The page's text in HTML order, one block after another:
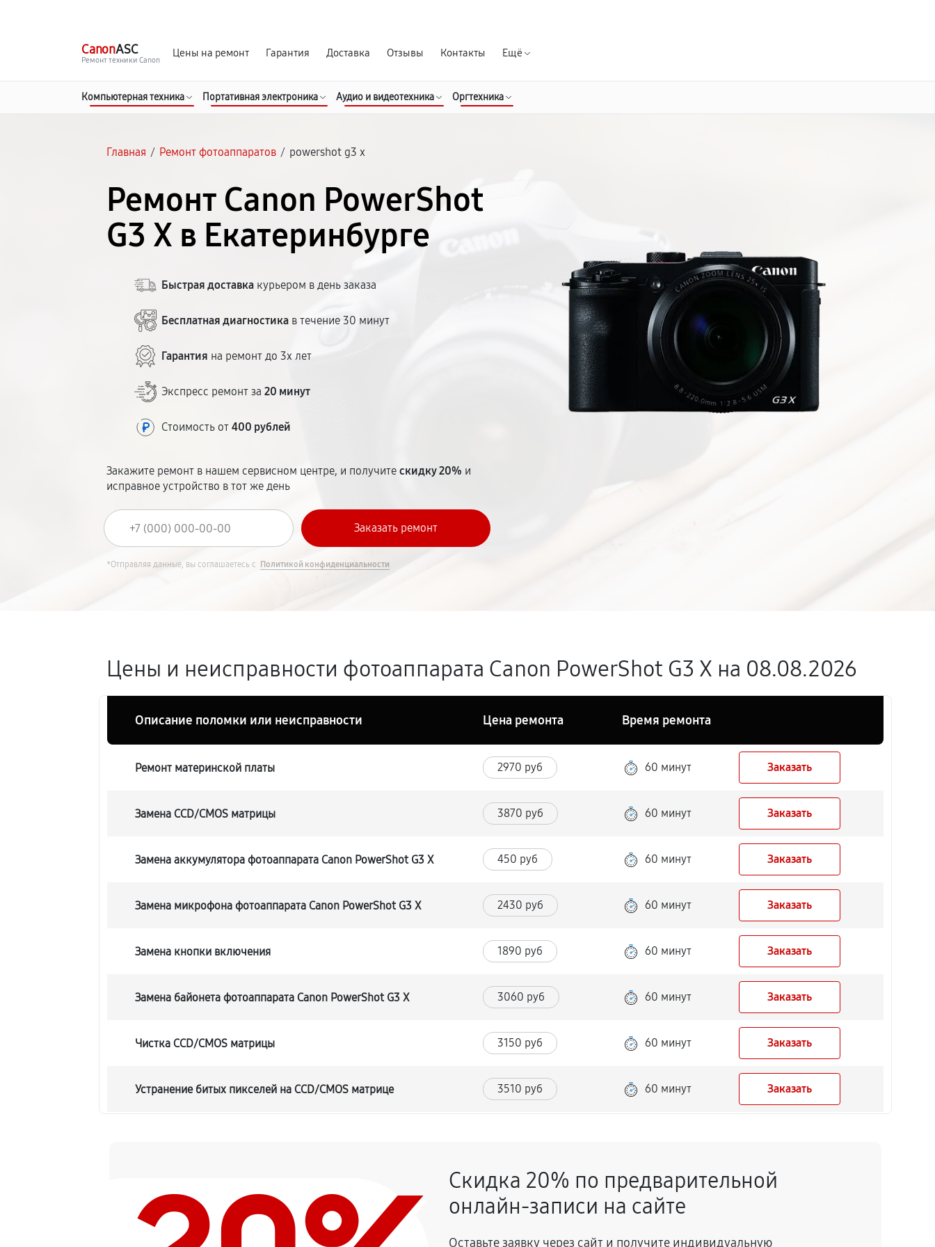
CanonASC
Ремонт техники Canon
Цены на ремонт Гарантия Доставка Отзывы Контакты Ещё
Компьютерная техника Портативная электроника Аудио и видеотехника Оргтехника
Главная / Ремонт фотоаппаратов / powershot g3 x
Ремонт Canon PowerShot
G3 X в Екатеринбурге
Быстрая доставка курьером в день заказа
Бесплатная диагностика в течение 30 минут
Гарантия на ремонт до 3х лет
Экспресс ремонт за20 минут
Стоимость от400 рублей
Закажите ремонт в нашем сервисном центре, и получитескидку 20% и
исправное устройство в тот же день
*Отправляя данные, вы соглашаетесь с Политикой конфиденциальности
Цены и неисправности фотоаппарата Canon PowerShot G3 X на 08.08.2026
Описание поломки или неисправности Цена ремонта Время ремонта
Ремонт материнской платы 2970 руб 60 минут Заказать
Замена CCD/CMOS матрицы 3870 руб 60 минут Заказать
Замена аккумулятора фотоаппарата Canon PowerShot G3 X 450 руб 60 минут Заказать
Замена микрофона фотоаппарата Canon PowerShot G3 X 2430 руб 60 минут Заказать
Замена кнопки включения 1890 руб 60 минут Заказать
Замена байонета фотоаппарата Canon PowerShot G3 X 3060 руб 60 минут Заказать
Чистка CCD/CMOS матрицы 3150 руб 60 минут Заказать
Устранение битых пикселей на CCD/CMOS матрице 3510 руб 60 минут Заказать
2970 руб 60 минут Заказать
Замена затвора фотоаппарата Canon PowerShot G3 X
Скидка 20% по предварительной
онлайн-записи на сайте
Оставьте заявку через сайт и получите индивидуальную